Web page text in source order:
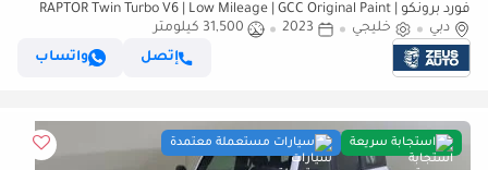
فورد برونكو RAPTOR Twin Turbo V6 | Low Mileage | GCC Original Paint |
Advanced 4x4 | Excellent Condition
دبي خليجي 2023
31,500 كيلومتر
إتصل
واتساب
استجابة سريعة سيارات مستعملة معتمدة